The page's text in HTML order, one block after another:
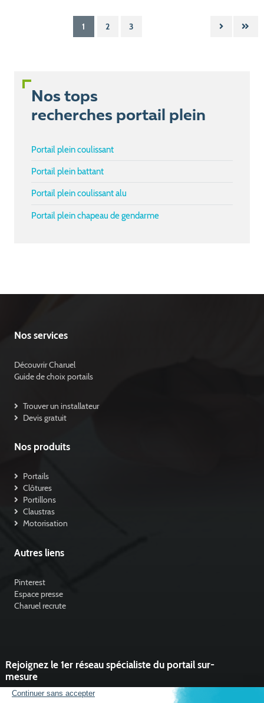
1 2 3
Nos tops
recherches portail plein
Portail plein coulissant
Portail plein battant
Portail plein coulissant alu
Portail plein chapeau de gendarme
Nos services
Découvrir Charuel
Guide de choix portails
Trouver un installateur
Devis gratuit
Nos produits
Portails
Clôtures
Portillons
Claustras
Motorisation
Autres liens
Pinterest
Espace presse
Charuel recrute
Rejoignez le 1er réseau spécialiste du portail sur-
mesure